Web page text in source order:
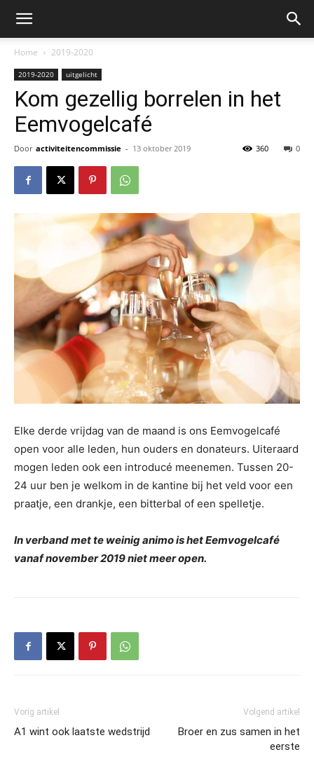
Home 2019-2020
2019-2020 uitgelicht
Kom gezellig borrelen in het
Eemvogelcafé
Door activiteitencommissie - 13 oktober 2019 0
360
Elke derde vrijdag van de maand is ons Eemvogelcafé
open voor alle leden, hun ouders en donateurs. Uiteraard
mogen leden ook een introducé meenemen. Tussen 20-
24 uur ben je welkom in de kantine bij het veld voor een
praatje, een drankje, een bitterbal of een spelletje.
In verband met te weinig animo is het Eemvogelcafé
vanaf november 2019 niet meer open.
Vorig artikel
A1 wint ook laatste wedstrijd
Volgend artikel
Broer en zus samen in het
eerste